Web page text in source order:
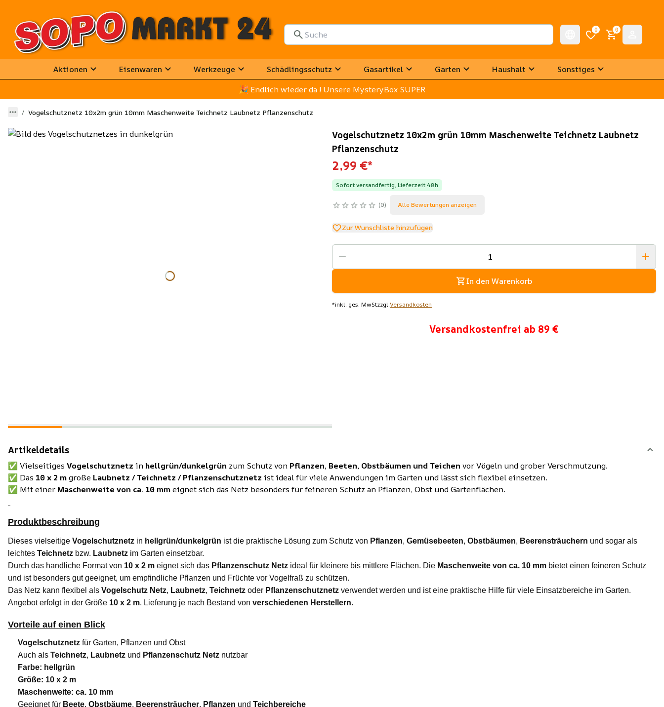
0 0
Aktionen Eisenwaren Werkzeuge Schädlingsschutz Gasartikel Garten Haushalt
Sonstiges
🎉 Endlich wieder da ! Unsere MysteryBox SUPER
Vogelschutznetz 10x2m grün 10mm Maschenweite Teichnetz Laubnetz Pflanzenschutz
Vogelschutznetz 10x2m grün 10mm Maschenweite Teichnetz Laubnetz
Pflanzenschutz
2,99 €*
Sofort versandfertig, Lieferzeit 48h
0 Alle Bewertungen anzeigen
Zur Wunschliste hinzufügen
In den Warenkorb
*inkl. ges. MwStzzgl.Versandkosten
Versandkostenfrei ab 89 €
Artikeldetails
✅ Vielseitiges Vogelschutznetz inhellgrün/dunkelgrün zum Schutz vonPflanzen, Beeten, Obstbäumen und Teichenvor Vögeln und grober Verschmutzung.
✅ Das 10 x 2 mgroße Laubnetz / Teichnetz / Pflanzenschutznetz ist ideal für viele Anwendungen im Garten und lässt sich flexibel einsetzen.
✅ Mit einer Maschenweite von ca. 10 mmeignet sich das Netz besonders für feineren Schutz an Pflanzen, Obst und Gartenflächen.
Produktbeschreibung
Dieses vielseitige Vogelschutznetz in hellgrün/dunkelgrün ist die praktische Lösung zum Schutz von Pflanzen, Gemüsebeeten, Obstbäumen, Beerensträuchern und sogar als
leichtes Teichnetz bzw. Laubnetz im Garten einsetzbar.
Durch das handliche Format von 10 x 2 m eignet sich das Pflanzenschutz Netz ideal für kleinere bis mittlere Flächen. Die Maschenweite von ca. 10 mm bietet einen feineren Schutz
und ist besonders gut geeignet, um empfindliche Pflanzen und Früchte vor Vogelfraß zu schützen.
Das Netz kann flexibel als Vogelschutz Netz, Laubnetz, Teichnetz oder Pflanzenschutznetz verwendet werden und ist eine praktische Hilfe für viele Einsatzbereiche im Garten.
Angebot erfolgt in der Größe 10 x 2 m. Lieferung je nach Bestand von verschiedenen Herstellern.
Vorteile auf einen Blick
Vogelschutznetz für Garten, Pflanzen und Obst
Auch als Teichnetz, Laubnetz und Pflanzenschutz Netz nutzbar
Farbe: hellgrün
Größe: 10 x 2 m
Maschenweite: ca. 10 mm
Geeignet für Beete, Obstbäume, Beerensträucher, Pflanzen und Teichbereiche